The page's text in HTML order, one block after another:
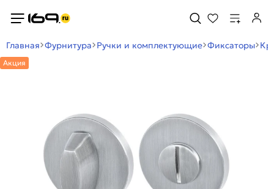
Главная Фурнитура Ручки и комплектующие Фиксаторы
Акция